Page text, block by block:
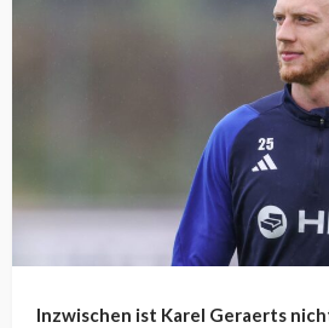
Inzwischen ist Karel Geraerts